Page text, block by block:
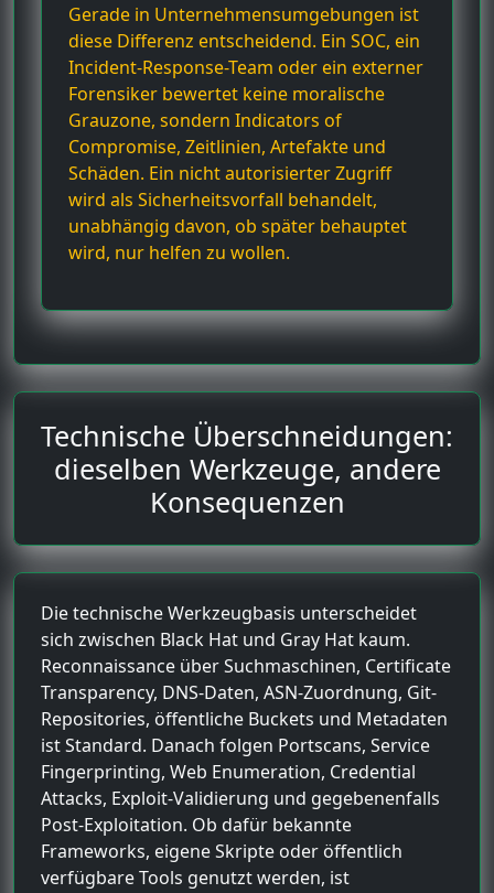
Gerade in Unternehmensumgebungen ist
diese Differenz entscheidend. Ein SOC, ein
Incident-Response-Team oder ein externer
Forensiker bewertet keine moralische
Grauzone, sondern Indicators of
Compromise, Zeitlinien, Artefakte und
Schäden. Ein nicht autorisierter Zugriff
wird als Sicherheitsvorfall behandelt,
unabhängig davon, ob später behauptet
wird, nur helfen zu wollen.
Technische Überschneidungen:
dieselben Werkzeuge, andere
Konsequenzen
Die technische Werkzeugbasis unterscheidet
sich zwischen Black Hat und Gray Hat kaum.
Reconnaissance über Suchmaschinen, Certificate
Transparency, DNS-Daten, ASN-Zuordnung, Git-
Repositories, öffentliche Buckets und Metadaten
ist Standard. Danach folgen Portscans, Service
Fingerprinting, Web Enumeration, Credential
Attacks, Exploit-Validierung und gegebenenfalls
Post-Exploitation. Ob dafür bekannte
Frameworks, eigene Skripte oder öffentlich
verfügbare Tools genutzt werden, ist